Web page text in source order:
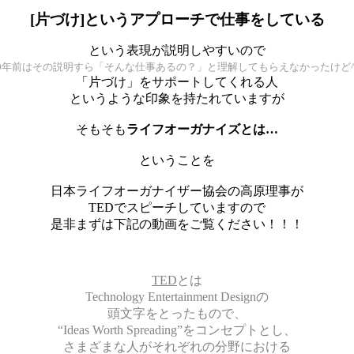
[片づけ]というアプローチで仕事をしている
という表現が説明しやすいので
前はその説明すら「そんな仕事あるの？」と理解してもらえなかったけど
「片づけ」をサポートしてくれる人
というような印象を持たれていますが
そもそもライフオーガナイズとは…
ということを
日本ライフオーガナイザー協会の高原理事が
TEDでスピーチしていますので
是非まずは下記の動画をご覧ください！！！
TED とは
Technology Entertainment Designの
頭文字をとったもので、
“Ideas Worth Spreading”をコンセプトとし、
さまざまな人がそれぞれの分野における